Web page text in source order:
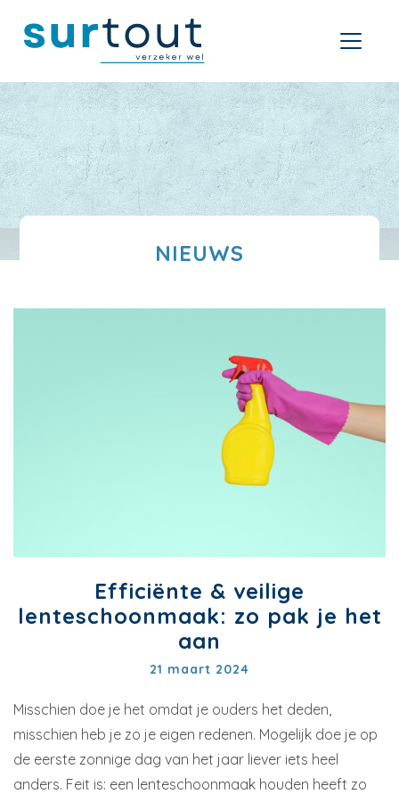
NIEUWS
Efficiënte & veilige
lenteschoonmaak: zo pak je het
aan
21 maart 2024
Misschien doe je het omdat je ouders het deden,
misschien heb je zo je eigen redenen. Mogelijk doe je op
de eerste zonnige dag van het jaar liever iets heel
anders. Feit is: een lenteschoonmaak houden heeft zo